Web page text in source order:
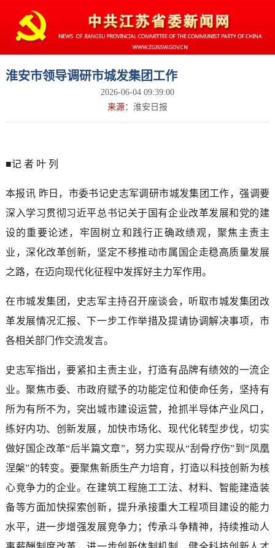
淮安市领导调研市城发集团工作
2026-06-04 09:39:00
来源： 淮安日报
■记 者 叶 列
本报讯 昨日，市委书记史志军调研市城发集团工作，强调要
深入学习贯彻习近平总书记关于国有企业改革发展和党的建
设的重要论述，牢固树立和践行正确政绩观，聚焦主责主
业，深化改革创新，坚定不移推动市属国企走稳高质量发展
之路，在迈向现代化征程中发挥好主力军作用。
在市城发集团，史志军主持召开座谈会，听取市城发集团改
革发展情况汇报、下一步工作举措及提请协调解决事项，市
各相关部门作交流发言。
史志军指出，要紧扣主责主业，打造有品牌有绩效的一流企
业。聚焦市委、市政府赋予的功能定位和使命任务，坚持有
所为有所不为，突出城市建设运营，抢抓半导体产业风口，
练好内功、创新发展，加快市场化、现代化转型步伐，切实
做好国企改革“后半篇文章”，努力实现从“刮骨疗伤”到“凤凰
涅槃”的转变。要聚焦新质生产力培育，打造以科技创新为核
心竞争力的企业。在建筑工程施工工法、材料、智能建造装
备等方面加快探索创新，提升承接重大工程项目建设的能力
水平，进一步增强发展竞争力；传承斗争精神，持续推动人